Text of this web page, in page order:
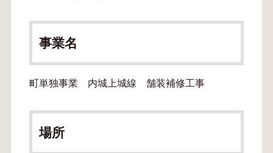
事業名
町単独事業 内城上城線 舗装補修工事
場所